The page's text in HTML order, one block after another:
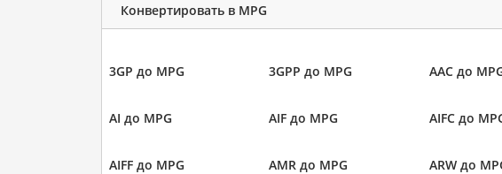
Конвертировать в MPG
3GP до MPG 3GPP до MPG AAC до
AI до MPG AIF до MPG AIFC до
AIFF до MPG AMR до MPG ARW до